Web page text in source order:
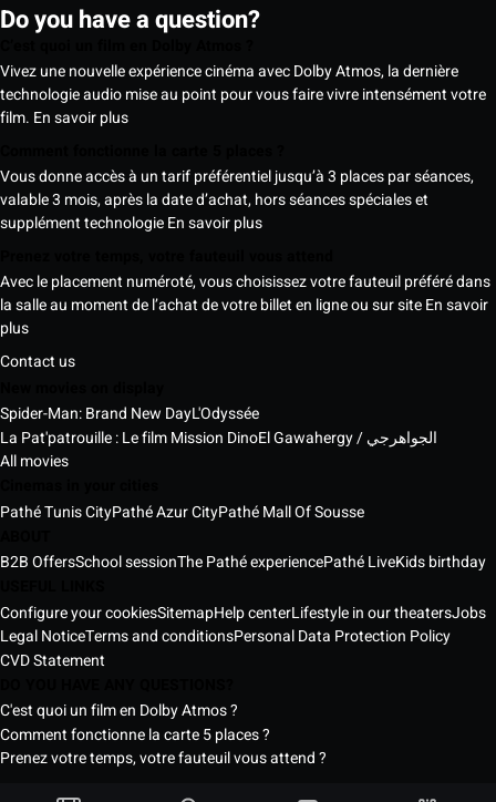
Do you have a question?
Vivez une nouvelle expérience cinéma avec Dolby Atmos, la dernière
technologie audio mise au point pour vous faire vivre intensément votre
film. En savoir plus
Vous donne accès à un tarif préférentiel jusqu’à 3 places par séances,
valable 3 mois, après la date d’achat, hors séances spéciales et
supplément technologieEn savoir plus
Avec le placement numéroté, vous choisissez votre fauteuil préféré dans
la salle au moment de l’achat de votre billet en ligne ou sur siteEn savoir
plus
Contact us
Spider-Man: Brand New DayL'Odyssée
La Pat'patrouille : Le film Mission Dino
El Gawahergy / الجواهرجي
All movies
Pathé Tunis CityPathé Azur CityPathé Mall Of Sousse
B2B OffersSchool sessionThe Pathé experiencePathé LiveKids birthday
Configure your cookiesSitemapHelp centerLifestyle in our theatersJobs
Legal NoticeTerms and conditionsPersonal Data Protection Policy
CVD Statement
C'est quoi un film en Dolby Atmos ?
Comment fonctionne la carte 5 places ?
Prenez votre temps, votre fauteuil vous attend ?